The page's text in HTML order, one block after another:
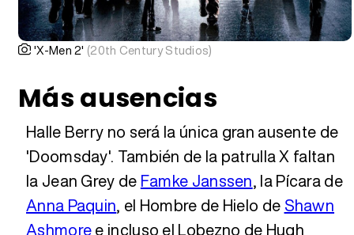
'X-Men 2' (20th Century Studios)
Más ausencias
Halle Berry no será la única gran ausente de
'Doomsday'. También de la patrulla X faltan
la Jean Grey de Famke Janssen, la Pícara de
Anna Paquin, el Hombre de Hielo de Shawn
Ashmoree incluso el Lobezno de Hugh